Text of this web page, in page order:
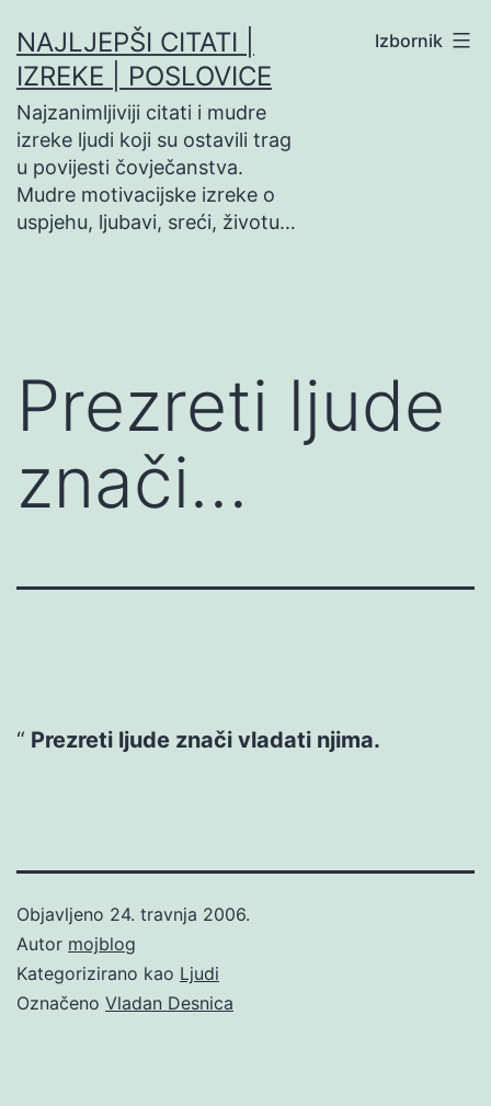
na
sadržaj
NAJLJEPŠI CITATI |
IZREKE | POSLOVICE
Najzanimljiviji citati i mudre
izreke ljudi koji su ostavili trag
u povijesti čovječanstva.
Mudre motivacijske izreke o
uspjehu, ljubavi, sreći, životu…
Izbornik
Prezreti ljude
znači…
Prezreti ljude znači vladati njima.
Objavljeno 24. travnja 2006.
Autor mojblog
Kategorizirano kao Ljudi
Označeno Vladan Desnica